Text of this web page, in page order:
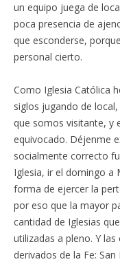
un equipo juega de
poca presencia de
que esconderse,
personal cierto.
Como Iglesia Católica
siglos jugando de
que somos visitante, y
equivocado. Déjenme
socialmente correcto
Iglesia, ir el domingo a
forma de ejercer la
por eso que la mayor
cantidad de Iglesias
utilizadas a pleno. Y
derivados de la Fe: